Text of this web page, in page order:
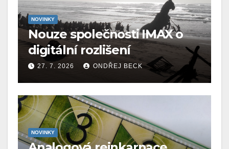
NOVINKY
Nouze společnosti IMAX o
digitální rozlišení
27. 7. 2026 ONDŘEJ BECK
NOVINKY